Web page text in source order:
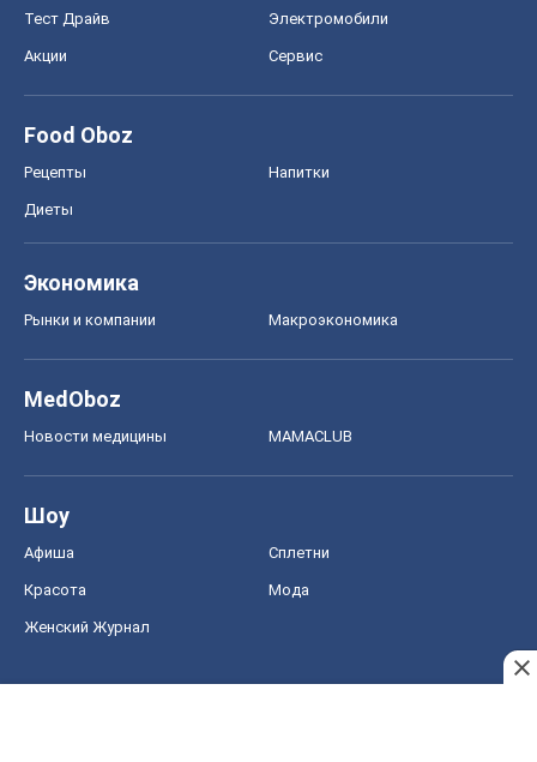
Тест Драйв Электромобили
Акции Сервис
Food Oboz
Рецепты Напитки
Диеты
Экономика
Рынки и компании Mакроэкономика
MedOboz
Новости медицины MAMACLUB
Шоу
Афиша Сплетни
Красота Мода
Женский Журнал